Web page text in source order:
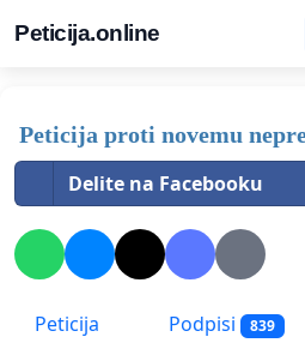
Peticija.online
Peticija proti novemu
Delite na Facebooku
Peticija Podpisi 839